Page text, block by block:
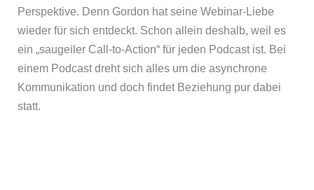
Perspektive. Denn Gordon hat seine Webinar-Liebe
wieder für sich entdeckt. Schon allein deshalb, weil es
ein „saugeiler Call-to-Action“ für jeden Podcast ist. Bei
einem Podcast dreht sich alles um die asynchrone
Kommunikation und doch findet Beziehung pur dabei
statt.